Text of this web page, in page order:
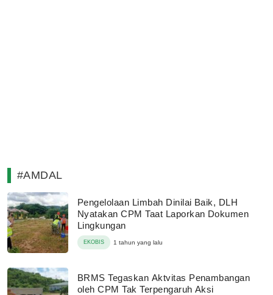
#AMDAL
Pengelolaan Limbah Dinilai Baik, DLH
Nyatakan CPM Taat Laporkan Dokumen
Lingkungan
EKOBIS 1 tahun yang lalu
BRMS Tegaskan Aktvitas Penambangan
oleh CPM Tak Terpengaruh Aksi